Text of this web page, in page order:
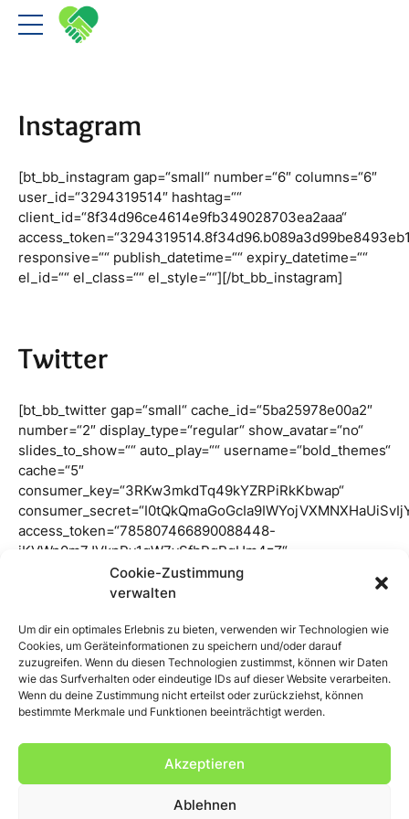
Cookie-Zustimmung
verwalten
Um dir ein optimales Erlebnis zu bieten, verwenden wir Technologien wie
Cookies, um Geräteinformationen zu speichern und/oder darauf
zuzugreifen. Wenn du diesen Technologien zustimmst, können wir Daten
wie das Surfverhalten oder eindeutige IDs auf dieser Website verarbeiten.
Wenn du deine Zustimmung nicht erteilst oder zurückziehst, können
bestimmte Merkmale und Funktionen beeinträchtigt werden.
Akzeptieren
Ablehnen
Instagram
[bt_bb_instagram gap=“small“ number=“6″ columns=“6″
user_id=“3294319514″ hashtag=““
client_id=“8f34d96ce4614e9fb349028703ea2aaa“
responsive=““ publish_datetime=““ expiry_datetime=““
el_id=““ el_class=““ el_style=““][/bt_bb_instagram]
Twitter
[bt_bb_twitter gap=“small“ cache_id=“5ba25978e00a2″
number=“2″ display_type=“regular“ show_avatar=“no“
slides_to_show=““ auto_play=““ username=“bold_themes“
cache=“5″
consumer_key=“3RKw3mkdTq49kYZRPiRkKbwap“
access_token=“785807466890088448-
jKVWn0m7JVkpPv1qW7vSfbPqRgUm4zZ“
responsive=““ publish_datetime=““ expiry_datetime=““